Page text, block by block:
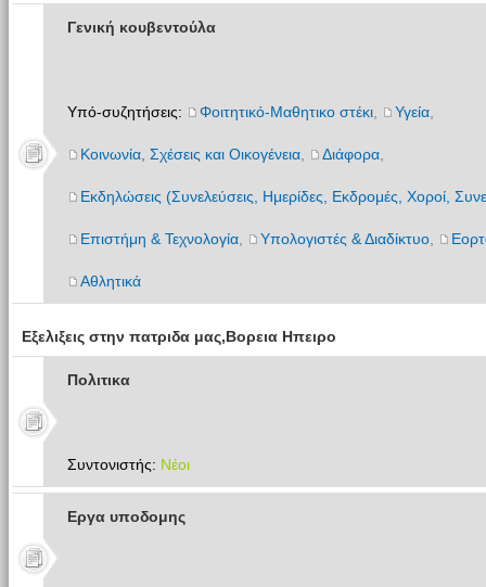
Γενική κουβεντούλα
Υπό-συζητήσεις: Φοιτητικό-Μαθητικο στέκι, Υγεία,
Κοινωνία, Σχέσεις και Οικογένεια, Διάφορα,
Εκδηλώσεις (Συνελεύσεις, Ημερίδες, Εκδρομές, Χοροί,
Επιστήμη & Τεχνολογία, Υπολογιστές & Διαδίκτυο,
Αθλητικά
Εξελιξεις στην πατριδα μας,Βορεια Ηπειρο
Πολιτικα
Συντονιστής: Νέοι
Εργα υποδομης